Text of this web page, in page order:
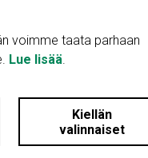
vanha maatila
voimme taata parhaan
Lue lisää.
Kiellän
valinnaiset